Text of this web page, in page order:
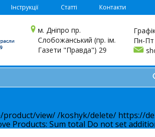
Інструкції Статті Контакти
м. Дніпро пр.
Слобожанський (пр. ім.
Газети "Правда") 29
Пн-Пт
product/view//koshyk/delete/ https://
Products: Sum total Do not set